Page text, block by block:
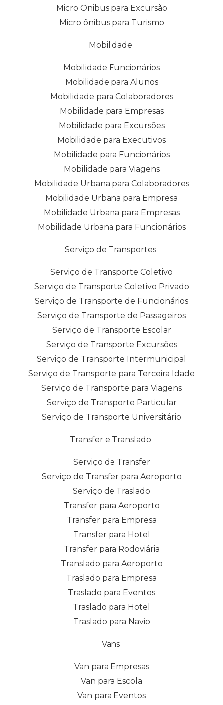
Micro Onibus para Excursão
Micro ônibus para Turismo
Mobilidade
Mobilidade Funcionários
Mobilidade para Alunos
Mobilidade para Colaboradores
Mobilidade para Empresas
Mobilidade para Excursões
Mobilidade para Executivos
Mobilidade para Funcionários
Mobilidade para Viagens
Mobilidade Urbana para Colaboradores
Mobilidade Urbana para Empresa
Mobilidade Urbana para Empresas
Mobilidade Urbana para Funcionários
Serviço de Transportes
Serviço de Transporte Coletivo
Serviço de Transporte Coletivo Privado
Serviço de Transporte de Funcionários
Serviço de Transporte de Passageiros
Serviço de Transporte Escolar
Serviço de Transporte Excursões
Serviço de Transporte Intermunicipal
Serviço de Transporte para Terceira Idade
Serviço de Transporte para Viagens
Serviço de Transporte Particular
Serviço de Transporte Universitário
Transfer e Translado
Serviço de Transfer
Serviço de Transfer para Aeroporto
Serviço de Traslado
Transfer para Aeroporto
Transfer para Empresa
Transfer para Hotel
Transfer para Rodoviária
Translado para Aeroporto
Traslado para Empresa
Traslado para Eventos
Traslado para Hotel
Traslado para Navio
Vans
Van para Empresas
Van para Escola
Van para Eventos